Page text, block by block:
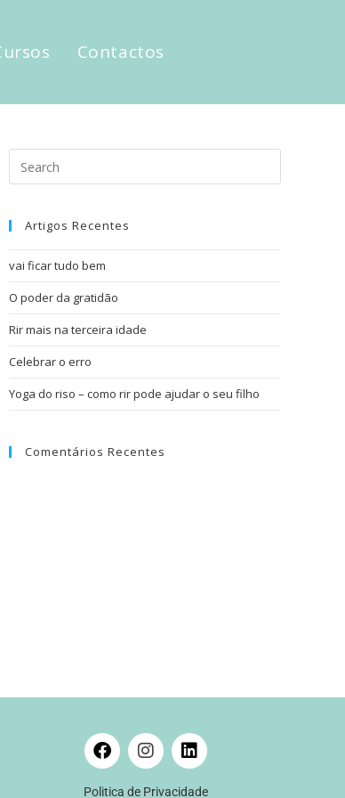
Contactos
Artigos Recentes
vai ficar tudo bem
O poder da gratidão
Rir mais na terceira idade
Celebrar o erro
Yoga do riso – como rir pode ajudar o seu filho
Comentários Recentes
Politica de Privacidade